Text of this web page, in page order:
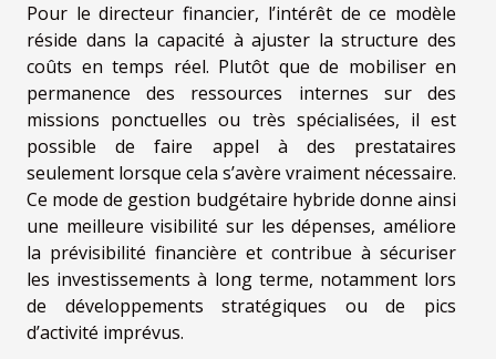
Pour le directeur financier, l’intérêt de ce modèle
réside dans la capacité à ajuster la structure des
coûts en temps réel. Plutôt que de mobiliser en
permanence des ressources internes sur des
missions ponctuelles ou très spécialisées, il est
possible de faire appel à des prestataires
seulement lorsque cela s’avère vraiment nécessaire.
Ce mode de gestion budgétaire hybride donne ainsi
une meilleure visibilité sur les dépenses, améliore
la prévisibilité financière et contribue à sécuriser
les investissements à long terme, notamment lors
de développements stratégiques ou de pics
d’activité imprévus.